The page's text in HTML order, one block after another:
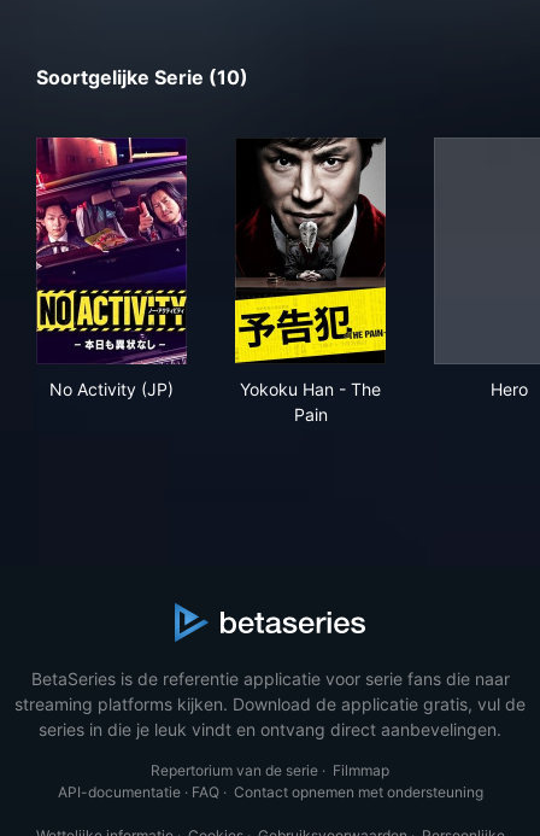
Soortgelijke Serie (10)
No Activity (JP)
Yokoku Han - The
Pain
Hero
BetaSeries is de referentie applicatie voor serie fans die naar
streaming platforms kijken. Download de applicatie gratis, vul de
series in die je leuk vindt en ontvang direct aanbevelingen.
Repertorium van de serie · Filmmap
API-documentatie· FAQ· Contact opnemen met ondersteuning